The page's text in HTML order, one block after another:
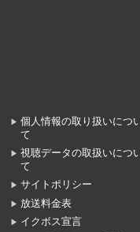
個人情報の取り扱いにつ
て
視聴データの取扱いにつ
て
サイトポリシー
放送料金表
イクボス宣言